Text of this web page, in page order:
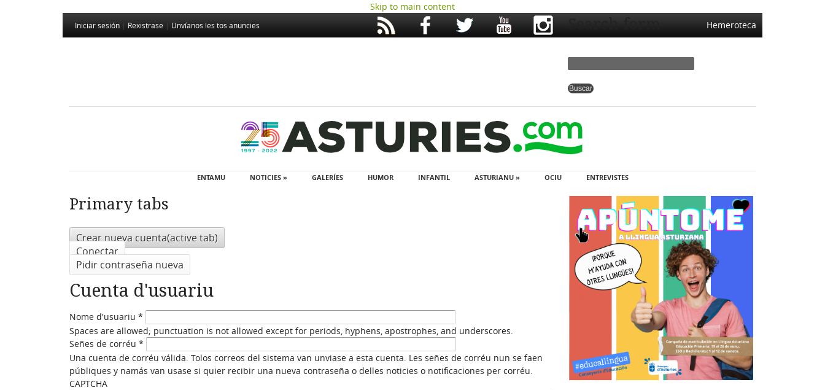
Skip to main content
Iniciar sesión Rexistrase Unvíanos les tos anuncies Hemeroteca
Search form
ENTAMU NOTICIES » GALERÍES HUMOR INFANTIL ASTURIANU » OCIU ENTREVISTES
Primary tabs
Crear nueva cuenta(active tab)
Conectar
Pidir contraseña nueva
Cuenta d'usuariu
Nome d'usuariu *
Spaces are allowed; punctuation is not allowed except for periods, hyphens, apostrophes, and underscores.
Señes de corréu *
Una cuenta de corréu válida. Tolos correos del sistema van unviase a esta cuenta. Les señes de corréu nun se faen
públiques y namás van usase si quier recibir una nueva contraseña o delles noticies o notificaciones per corréu.
CAPTCHA